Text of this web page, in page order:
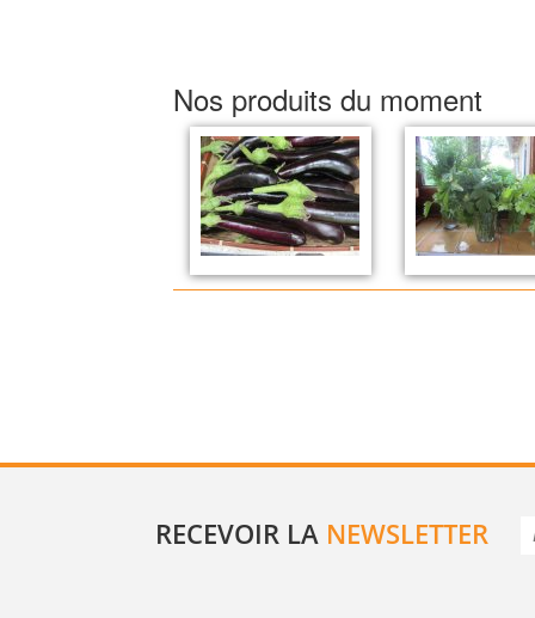
Nos produits du moment
RECEVOIR LA NEWSLETTER